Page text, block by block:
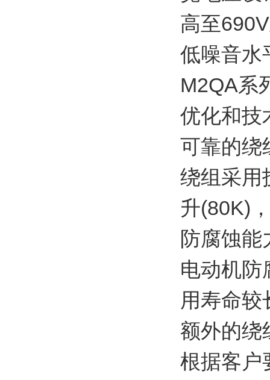
高至
低噪音水
M2QA系
优化和技
可靠的绕
绕组采用
升(80K)
防腐蚀能
电动机防
用寿命较
额外的绕
根据客户